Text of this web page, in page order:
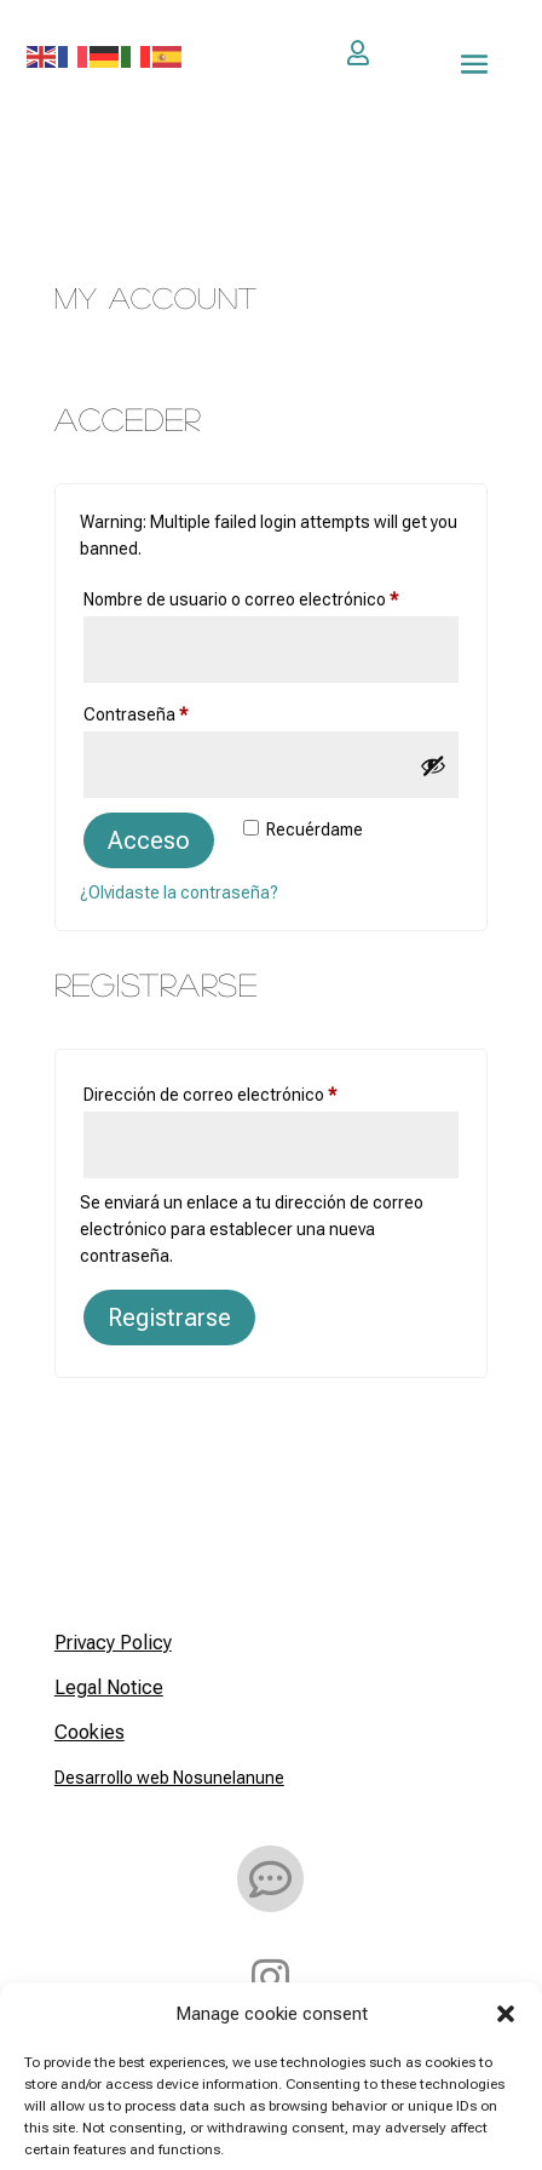
Manage cookie consent
To provide the best experiences, we use technologies such as cookies to
store and/or access device information. Consenting to these technologies
will allow us to process data such as browsing behavior or unique IDs on
this site. Not consenting, or withdrawing consent, may adversely affect
certain features and functions.

My Account
Acceder
Warning: Multiple failed login attempts will get you
banned.
Nombre de usuario o correo electrónico *Obligatorio
Contraseña *Obligatorio
Recuérdame
Acceso
¿Olvidaste la contraseña?
Registrarse
Dirección de correo electrónico *Obligatorio
Se enviará un enlace a tu dirección de correo
electrónico para establecer una nueva
contraseña.
Registrarse
Privacy Policy
Legal Notice
Cookies
Desarrollo web Nosunelanune


Callejón De la Villa 7
11150 Vejer de la Frontera